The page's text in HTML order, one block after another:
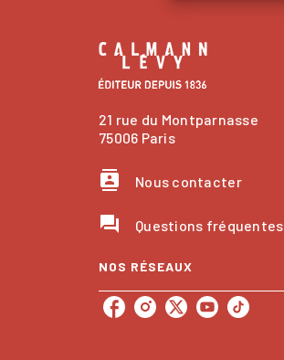
21 rue du Montparnasse
75006 Paris
contacts Nous contacter
question_answer Questions fréquentes
NOS RÉSEAUX